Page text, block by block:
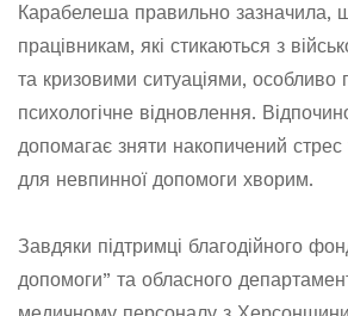
Карабелеша правильно зазначила,
працівникам, які стикаються з
та кризовими ситуаціями, особливо
психологічне відновлення.
допомагає зняти накопичений
для невпинної допомоги хворим.
Завдяки підтримці благодійного
допомоги” та обласного